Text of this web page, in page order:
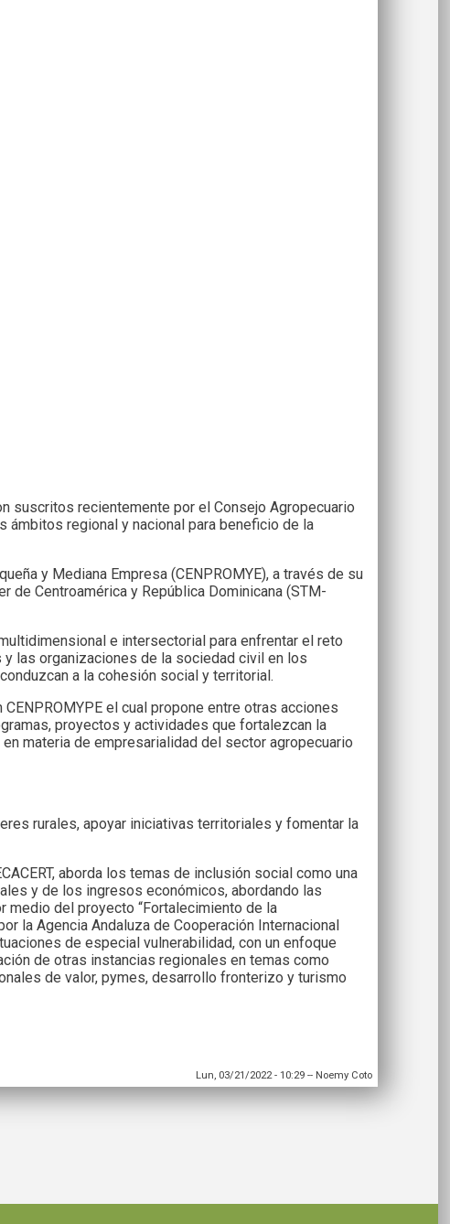
suscritos recientemente por el Consejo Agropecuario
ámbitos regional y nacional para beneficio de la
y Mediana Empresa (CENPROMYE), a través de su
de Centroamérica y República Dominicana (STM-
e intersectorial para enfrentar el reto
las organizaciones de la sociedad civil en los
a la cohesión social y territorial.
el cual propone entre otras acciones
proyectos y actividades que fortalezcan la
materia de empresarialidad del sector agropecuario
rurales, apoyar iniciativas territoriales y fomentar la
aborda los temas de inclusión social como una
y de los ingresos económicos, abordando las
del proyecto “Fortalecimiento de la
la Agencia Andaluza de Cooperación Internacional
de especial vulnerabilidad, con un enfoque
de otras instancias regionales en temas como
de valor, pymes, desarrollo fronterizo y turismo
Lun, 03/21/2022 - 10:29 -- Noemy Coto